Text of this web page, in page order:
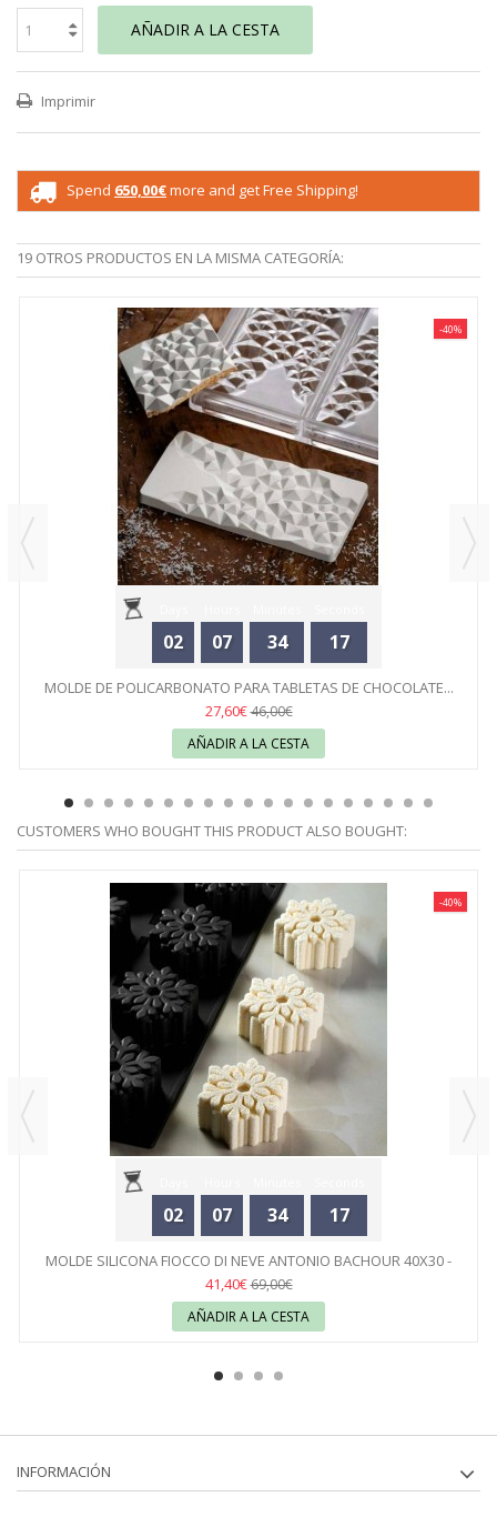
AÑADIR A LA CESTA
Imprimir
Spend 650,00€more and get Free Shipping!
19 OTROS PRODUCTOS EN LA MISMA CATEGORÍA:
02 07 34 17
-40%
MOLDE DE POLICARBONATO PARA TABLETAS DE CHOCOLATE...
27,60€46,00€
AÑADIR A LA CESTA
CUSTOMERS WHO BOUGHT THIS PRODUCT ALSO BOUGHT:
02 07 34 17
-40%
MOLDE SILICONA FIOCCO DI NEVE ANTONIO BACHOUR 40X30 -
PAVONI
41,40€69,00€
AÑADIR A LA CESTA
INFORMACIÓN